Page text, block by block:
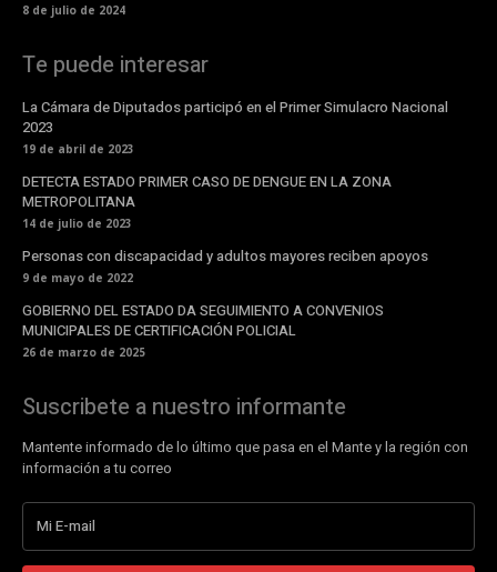
8 de julio de 2024
Te puede interesar
La Cámara de Diputados participó en el Primer Simulacro Nacional
2023
19 de abril de 2023
DETECTA ESTADO PRIMER CASO DE DENGUE EN LA ZONA
METROPOLITANA
14 de julio de 2023
Personas con discapacidad y adultos mayores reciben apoyos
9 de mayo de 2022
GOBIERNO DEL ESTADO DA SEGUIMIENTO A CONVENIOS
MUNICIPALES DE CERTIFICACIÓN POLICIAL
26 de marzo de 2025
Suscribete a nuestro informante
Mantente informado de lo último que pasa en el Mante y la región con
información a tu correo